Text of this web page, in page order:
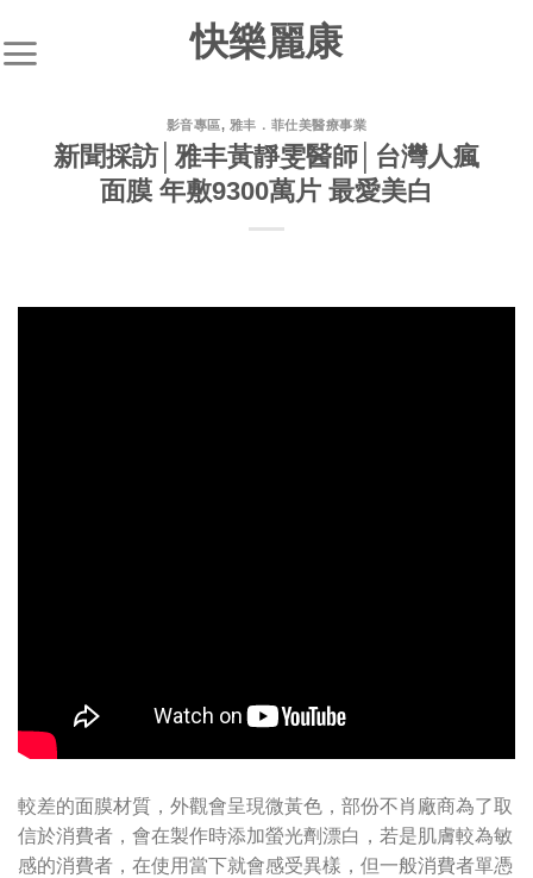
快樂麗康
影音專區, 雅丰．菲仕美醫療事業
新聞採訪│雅丰黃靜雯醫師│台灣人瘋
面膜 年敷9300萬片 最愛美白
較差的面膜材質，外觀會呈現微黃色，部份不肖廠商為了取
信於消費者，會在製作時添加螢光劑漂白，若是肌膚較為敏
感的消費者，在使用當下就會感受異樣，但一般消費者單憑